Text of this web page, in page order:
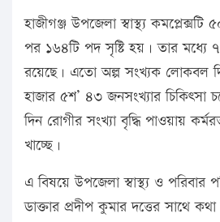
হাজীগঞ্জ উপজেলা স্বাস্থ্য
পর ১৬৪টি পদ সৃষ্টি হয়। তার মধ্যে
রয়েছে। এতো অল্প সংখ্যক লোকবল
হাজার ৫শ’ ৪৩ জনসংখ্যার চিকিৎসা
দিন রোগীর সংখ্যা বৃদ্ধি পাওয়ায়
খাচ্ছে।
এ বিষয়ে উপজেলা স্বাস্থ্য ও পরিবার
ডাক্তার প্রদীপ কুমার দত্তের সাথে